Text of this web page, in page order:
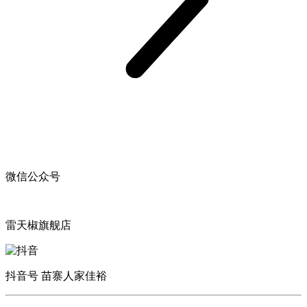
微信公众号
雷天椒旗舰店
抖音号 苗寨人家佳裕